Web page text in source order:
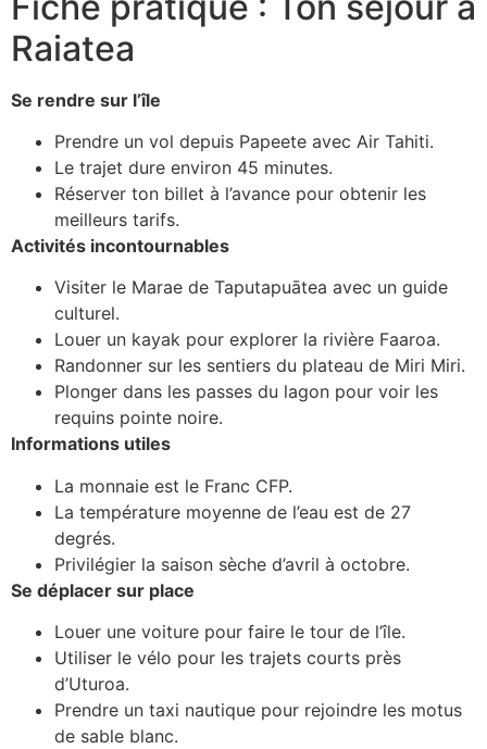
Raiatea
Se rendre sur l’île
Prendre un vol depuis Papeete avec Air Tahiti.
Le trajet dure environ 45 minutes.
Réserver ton billet à l’avance pour obtenir les
meilleurs tarifs.
Activités incontournables
Visiter le Marae de Taputapuātea avec un guide
culturel.
Louer un kayak pour explorer la rivière Faaroa.
Randonner sur les sentiers du plateau de Miri Miri.
Plonger dans les passes du lagon pour voir les
requins pointe noire.
Informations utiles
La monnaie est le Franc CFP.
La température moyenne de l’eau est de 27
degrés.
Privilégier la saison sèche d’avril à octobre.
Se déplacer sur place
Louer une voiture pour faire le tour de l’île.
Utiliser le vélo pour les trajets courts près
d’Uturoa.
Prendre un taxi nautique pour rejoindre les motus
de sable blanc.